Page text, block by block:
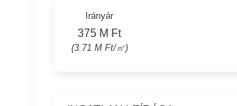
Irányár
375 M Ft
(3.71 M Ft/㎡)